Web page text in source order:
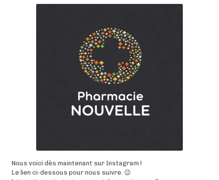
Nous voici dès maintenant sur Instagram !
Le lien ci-dessous pour nous suivre. 😉